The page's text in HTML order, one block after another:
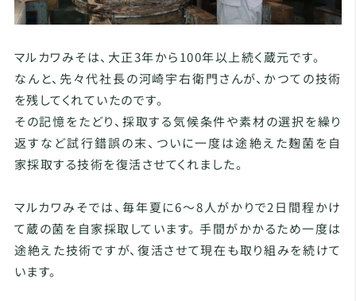
マルカワみそは、大正3年から100年以上続く蔵元です。
なんと、先々代社長の河崎宇右衛門さんが、かつての技術
を残してくれていたのです。
その記憶をたどり、採取する気候条件や素材の選択を繰り
返すなど試行錯誤の末、ついに一度は途絶えた麹菌を自
家採取する技術を復活させてくれました。
マルカワみそでは、毎年夏に6〜8人がかりで2日間程かけ
て蔵の菌を自家採取しています。 手間がかかるため一度は
途絶えた技術ですが、復活させて現在も取り組みを続けて
います。